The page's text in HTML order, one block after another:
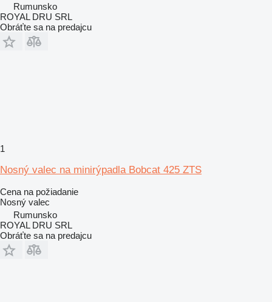
Rumunsko
ROYAL DRU SRL
Obráťte sa na predajcu
1
Nosný valec na minirýpadla Bobcat 425 ZTS
Cena na požiadanie
Nosný valec
Rumunsko
ROYAL DRU SRL
Obráťte sa na predajcu